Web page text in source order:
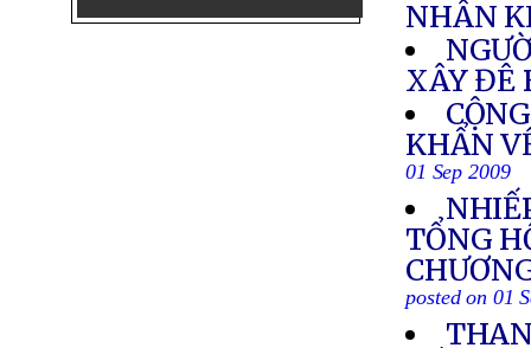
NHÂN
XÂY ĐÊ
KHẨN
01 Sep 2009
TỔNG
posted on 01